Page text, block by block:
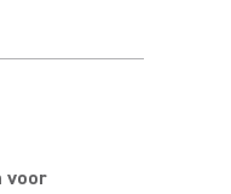
voor